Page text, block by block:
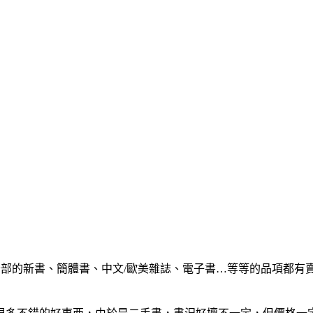
的新書、簡體書、中文/歐美雜誌、電子書…等等的品項都